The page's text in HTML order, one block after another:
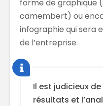
forme de graphique
camembert) ou
infographie qui sera
de l’entreprise.
Il est judicieux
résultats et